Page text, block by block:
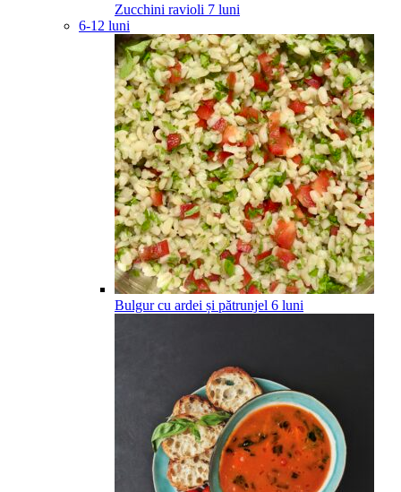
Zucchini ravioli 7 luni
6-12 luni
Bulgur cu ardei și pătrunjel 6 luni